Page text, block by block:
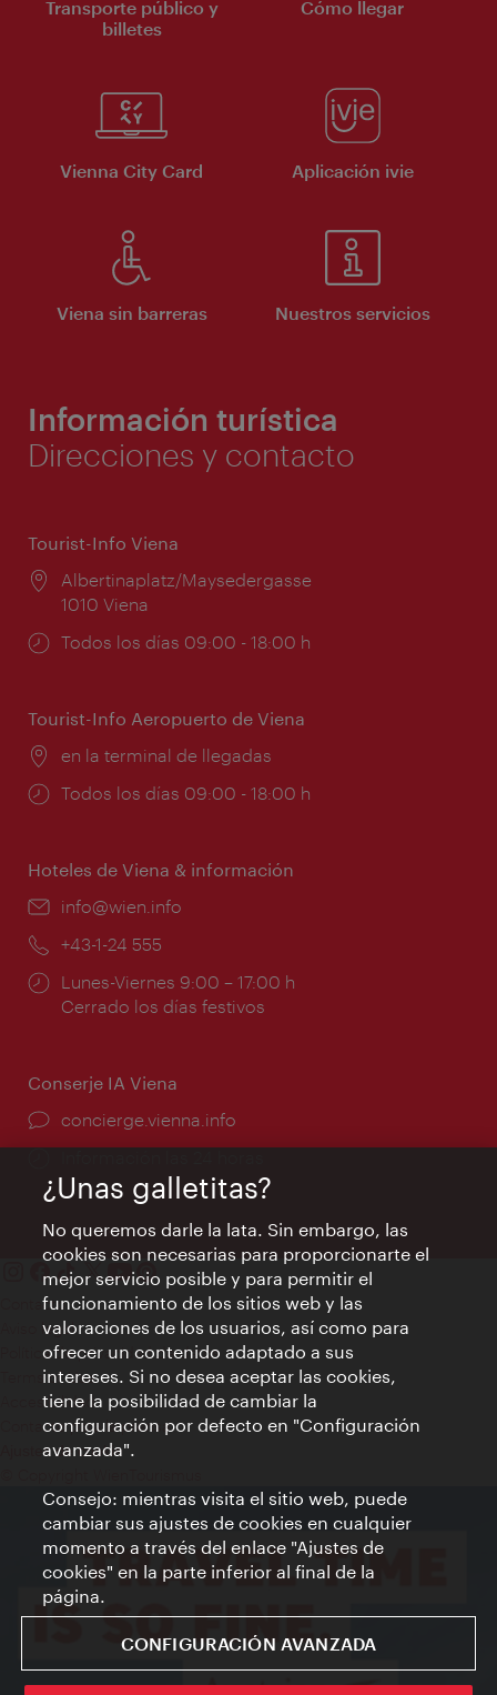
Transporte público y
billetes
Cómo llegar
Vienna City Card Aplicación ivie
Viena sin barreras Nuestros servicios
Información turística
Direcciones y contacto
Tourist-Info Viena
Lugar:
Albertinaplatz/Maysedergasse
1010 Viena
Horarios
Todos los días 09:00 - 18:00 h
Tourist-Info Aeropuerto de Viena
Lugar:
en la terminal de llegadas
Horarios
Todos los días 09:00 - 18:00 h
Hoteles de Viena & información
e-
info@wien.info
Teléfono:
+43-1-24 555
Horarios
de
Lunes-Viernes 9:00 – 17:00 h
Cerrado los días festivos
Conserje IA Viena
concierge.vienna.info
Contacto
Aviso legal
Política de privacidad de datos
Terms of Use
Accesibilidad
Contacto para la prensa
Ajustes de cookie
¿Unas galletitas?
No queremos darle la lata. Sin embargo, las
cookies son necesarias para proporcionarte el
mejor servicio posible y para permitir el
funcionamiento de los sitios web y las
valoraciones de los usuarios, así como para
ofrecer un contenido adaptado a sus
intereses. Si no desea aceptar las cookies,
tiene la posibilidad de cambiar la
configuración por defecto en "Configuración
avanzada".
Consejo: mientras visita el sitio web, puede
cambiar sus ajustes de cookies en cualquier
momento a través del enlace "Ajustes de
cookies" en la parte inferior al final de la
página.
CONFIGURACIÓN AVANZADA